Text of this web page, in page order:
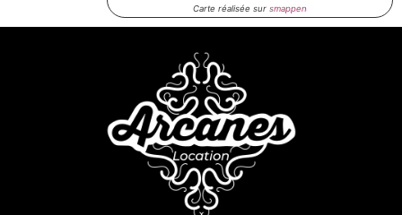
Carte réalisée sur smappen